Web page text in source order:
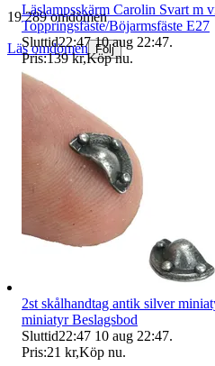
19 289 omdömen
Läs omdömen Följ
Läslampsskärm Carolin Svart m
Toppringsfäste/Böjarmsfäste E27
Sluttid22:47 10 aug 22:47.
Pris:139 kr,Köp nu.
2st skålhandtag antik silver
miniatyr Beslagsbod
Sluttid22:47 10 aug 22:47.
Pris:21 kr,Köp nu.